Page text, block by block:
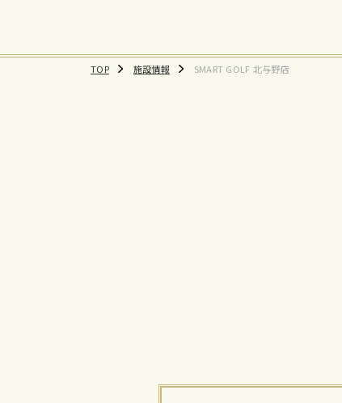
TOP 施設情報 SMART GOLF 北与野店